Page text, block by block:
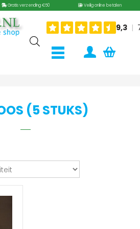
Gratis verzending €50 Veilig online betalen
(5 STUKS)